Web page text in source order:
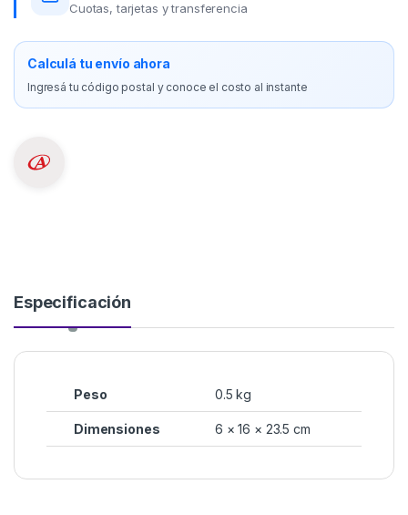
Cuotas, tarjetas y transferencia
Calculá tu envío ahora
Ingresá tu código postal y conoce el costo al instante
Especificación
Peso 0.5 kg
Dimensiones 6 × 16 × 23.5 cm